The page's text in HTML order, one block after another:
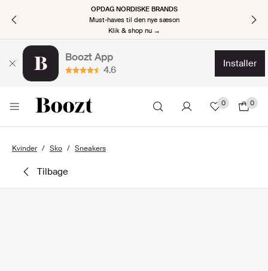
OPDAG NORDISKE BRANDS
Must-haves til den nye sæson
Klik & shop nu →
Boozt App
4.6
installer
0 0
Kvinder Sko Sneakers
tilbage